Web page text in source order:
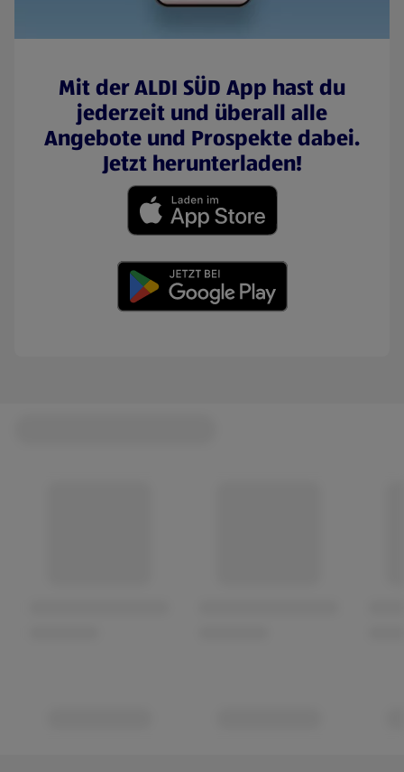
Mit der ALDI SÜD App hast du
jederzeit und überall alle
Angebote und Prospekte dabei.
Jetzt herunterladen!